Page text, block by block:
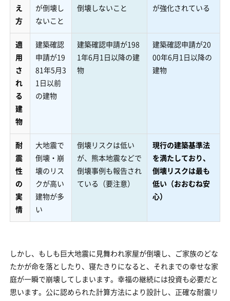
え
方
が倒壊し
ないこと
倒壊しないこと
が強化されている
適
用
さ
れ
る
建
物
建築確認
申請が19
81年5月3
1日以前
の建物
建築確認申請が198
1年6月1日以降の建
物
建築確認申請が20
00年6月1日以降の
建物
耐
震
性
の
実
情
大地震で
倒壊・崩
壊のリス
クが高い
建物が多
い
倒壊リスクは低い
が、熊本地震などで
倒壊事例も報告され
ている（要注意）
現行の建築基準法
を満たしており、
倒壊リスクは最も
低い（おおむね安
心）
しかし、もしも巨大地震に見舞われ家屋が倒壊し、ご家族のどな
たかが命を落としたり、寝たきりになると、それまでの幸せな家
庭が一瞬で崩壊してしまいます。幸福の継続には投資も必要だと
思います。公に認められた計算方法により設計し、正確な耐震リ